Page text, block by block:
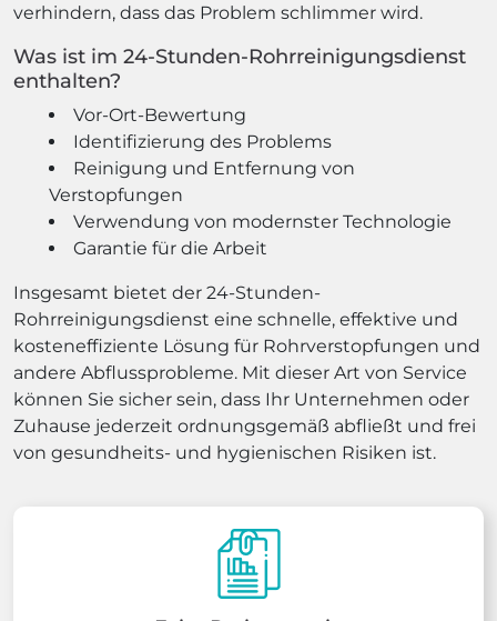
verhindern, dass das Problem schlimmer wird.
Was ist im 24-Stunden-Rohrreinigungsdienst
enthalten?
Vor-Ort-Bewertung
Identifizierung des Problems
Reinigung und Entfernung von
Verstopfungen
Verwendung von modernster Technologie
Garantie für die Arbeit
Insgesamt bietet der 24-Stunden-
Rohrreinigungsdienst eine schnelle, effektive und
kosteneffiziente Lösung für Rohrverstopfungen und
andere Abflussprobleme. Mit dieser Art von Service
können Sie sicher sein, dass Ihr Unternehmen oder
Zuhause jederzeit ordnungsgemäß abfließt und frei
von gesundheits- und hygienischen Risiken ist.